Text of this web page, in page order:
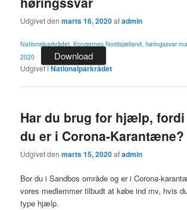
Udgivet denmarts 16, 2020afadmin
Nationalparkrådet, Kongernes Nordsjælland, høringssvar
2020
Download
Udgivet iNationalparkrådet
Har du brug for hjælp, fordi
du er i Corona-Karantæne?
Udgivet denmarts 15, 2020afadmin
Bor du i Sandbos område og er i Corona-
vores medlemmer tilbudt at købe ind mv, hvis
type hjælp.